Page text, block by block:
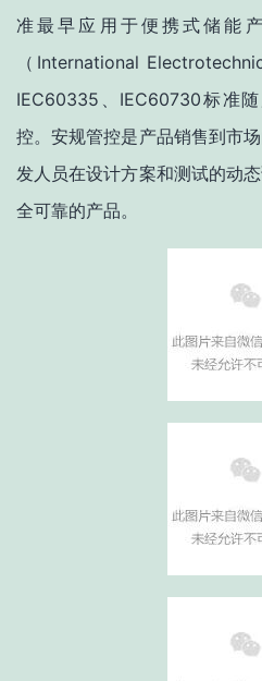
准最早应用于便携式储能
（International
IEC60335、 IEC60730标准
控。安规管控是产品销售到市
发人员在设计方案和测试的动
全可靠的产品。